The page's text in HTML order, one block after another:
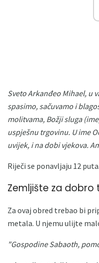
Sveto Arkanđeo Mihael, u
spasimo, sačuvamo i
molitvama, Božji sluga
uspješnu trgovinu. U ime
uvijek, i na dobi vjekova.
Riječi se ponavljaju 12 puta.
Zemljište za
Za ovaj obred trebao bi
metala. U njemu ulijte
"Gospodine Sabaoth,